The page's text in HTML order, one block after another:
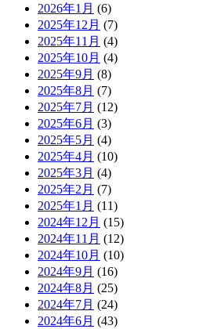
2026年1月 (6)
2025年12月 (7)
2025年11月 (4)
2025年10月 (4)
2025年9月 (8)
2025年8月 (7)
2025年7月 (12)
2025年6月 (3)
2025年5月 (4)
2025年4月 (10)
2025年3月 (4)
2025年2月 (7)
2025年1月 (11)
2024年12月 (15)
2024年11月 (12)
2024年10月 (10)
2024年9月 (16)
2024年8月 (25)
2024年7月 (24)
2024年6月 (43)